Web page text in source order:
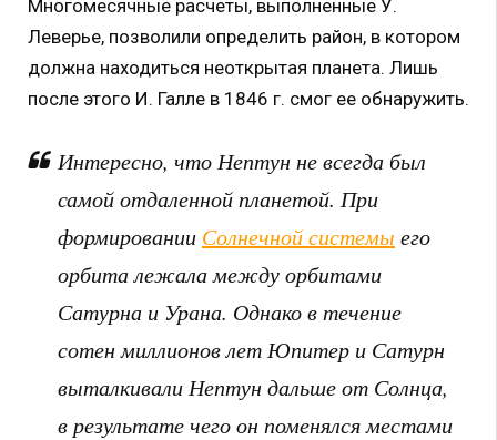
Многомесячные расчеты, выполненные У.
Леверье, позволили определить район, в котором
должна находиться неоткрытая планета. Лишь
после этого И. Галле в 1846 г. смог ее обнаружить.
Интересно, что Нептун не всегда был
самой отдаленной планетой. При
формировании Солнечной системы его
орбита лежала между орбитами
Сатурна и Урана. Однако в течение
сотен миллионов лет Юпитер и Сатурн
выталкивали Нептун дальше от Солнца,
в результате чего он поменялся местами